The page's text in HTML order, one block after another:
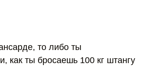
то либо ты
как ты бросаешь 100 кг штангу